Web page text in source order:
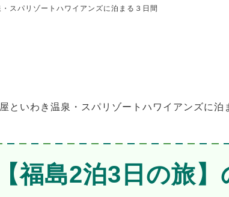
スパリゾートハワイアンズに泊まる３日間
といわき温泉・スパリゾートハワイアンズに泊
福島2泊3日の旅】